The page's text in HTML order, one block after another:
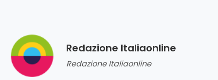
Redazione Italiaonline
Redazione Italiaonline